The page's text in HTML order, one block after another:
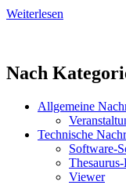
Weiterlesen
Nach
Allgemeine
Technische
Software-
Viewer